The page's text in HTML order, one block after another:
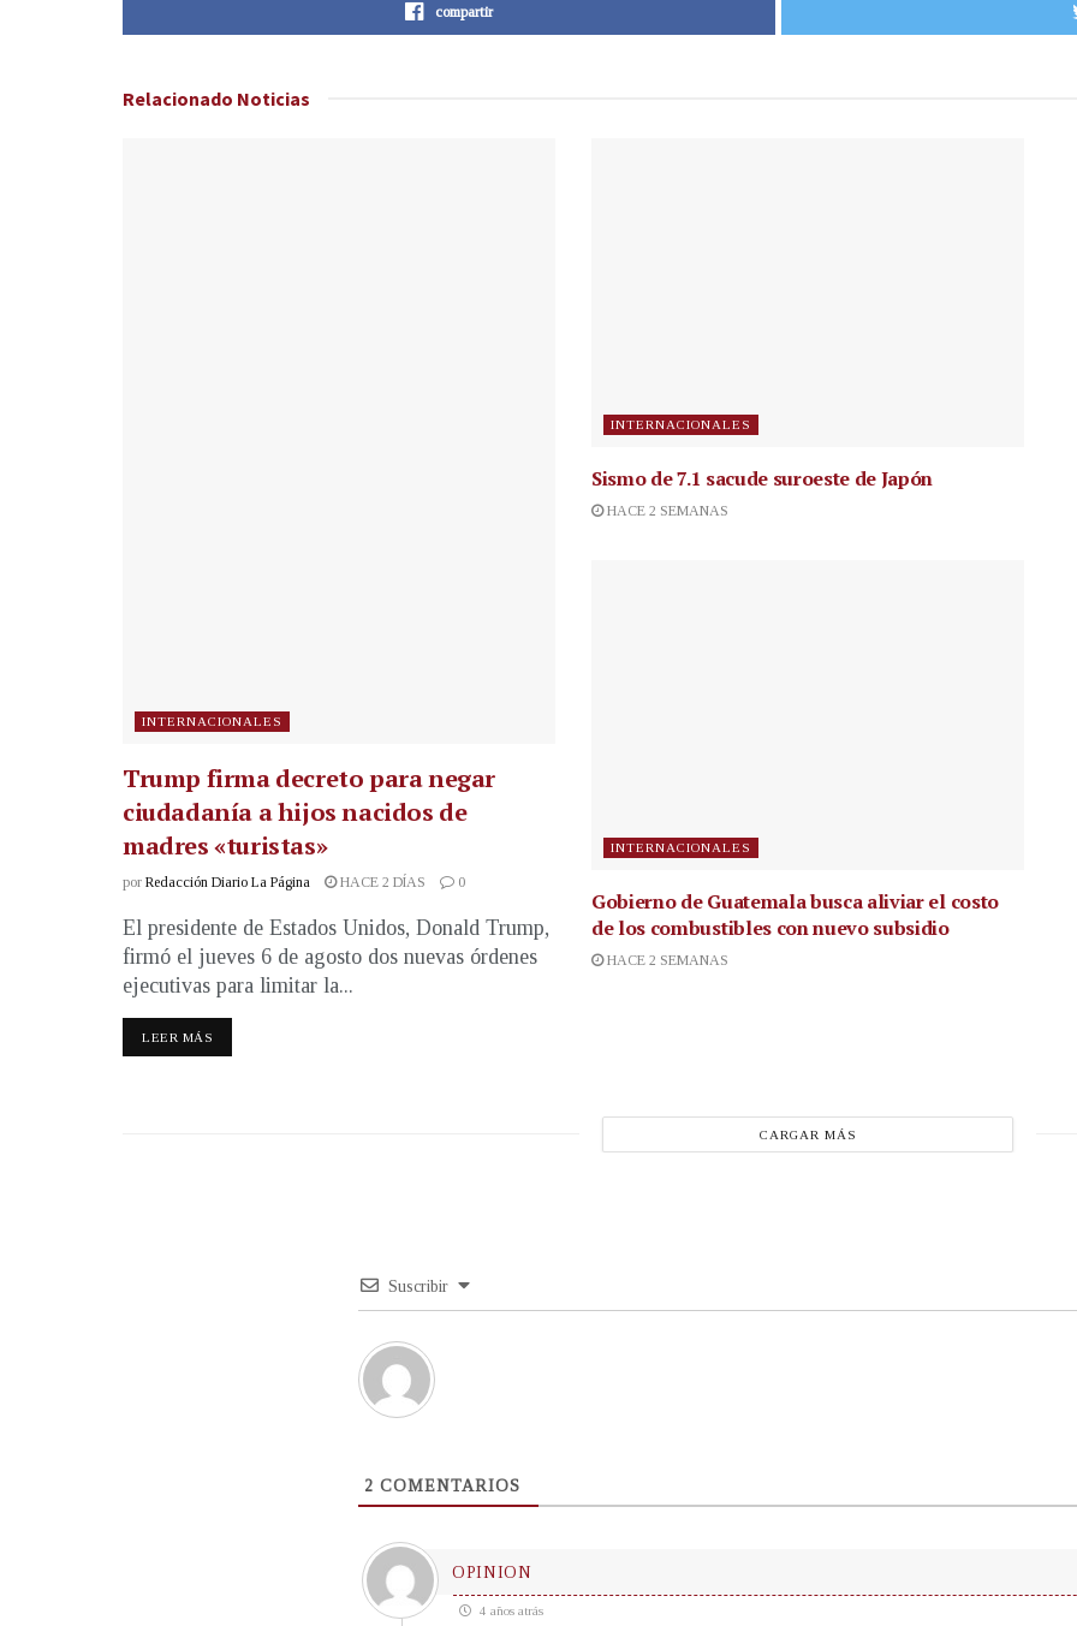
compartir
Relacionado Noticias
INTERNACIONALES
Trump firma decreto para negar
ciudadanía a hijos nacidos de
madres «turistas»
por Redacción Diario La Página HACE 2 DÍAS 0
El presidente de Estados Unidos, Donald Trump,
firmó el jueves 6 de agosto dos nuevas órdenes
ejecutivas para limitar la...
LEER MÁS
INTERNACIONALES
Sismo de 7.1 sacude suroeste de Japón
HACE 2 SEMANAS
INTERNACIONALES
Gobierno de Guatemala busca aliviar el costo
de los combustibles con nuevo subsidio
HACE 2 SEMANAS
CARGAR MÁS
Suscribir
2 COMENTARIOS
OPINION
4 años atrás